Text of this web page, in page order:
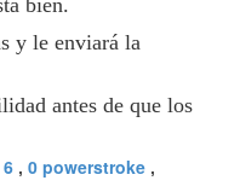
bien.
y le enviará la
antes de que los
, 0 powerstroke ,